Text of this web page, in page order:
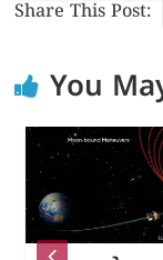
Share This Post:
You